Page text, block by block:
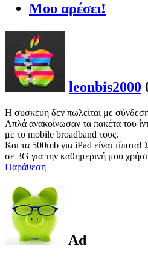
Μου αρέσει!
leonbis2000
Η συσκευή δεν πωλείται με
Απλά ανακοίνωσαν τα πακέτα του
με το mobile broadband τους.
Και τα 500mb για iPad είναι
σε 3G για την καθημερινή μου
Παράθεση
Ad